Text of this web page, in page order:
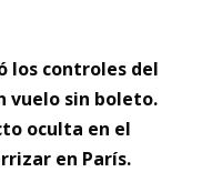
los controles del
vuelo sin boleto.
oculta en el
en París.